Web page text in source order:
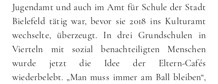
Jugendamt und auch im Amt für Schule der Stadt
Bielefeld tätig war, bevor sie 2018 ins Kulturamt
wechselte, überzeugt. In drei Grundschulen in
Vierteln mit sozial benachteiligten Menschen
wurde jetzt die Idee der Eltern-Cafés
wiederbelebt. „Man muss immer am Ball bleiben“,